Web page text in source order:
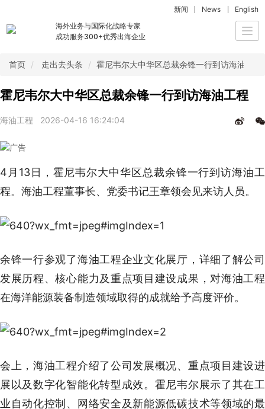
海外业务与国际化战略专家
成功服务300+优秀出海企业
新闻 News English
首页 走出去头条 霍尼韦尔大中华区总裁余锋一行到访海油工程
霍尼韦尔大中华区总裁余锋一行到访海油工程
海油工程 2026-04-16 16:24:04
4月13日，霍尼韦尔大中华区总裁余锋一行到访海油工
程。海油工程董事长、党委书记王章领会见来访人员。
余锋一行参观了海油工程企业文化展厅，详细了解公司
发展历程、核心能力及重点项目建设成果，对海油工程
在海洋能源装备制造领域取得的成就给予高度评价。
会上，海油工程介绍了公司发展概况、重点项目建设进
展以及数字化智能化转型成效。霍尼韦尔展示了其在工
业自动化控制、网络安全及新能源低碳技术等领域的最